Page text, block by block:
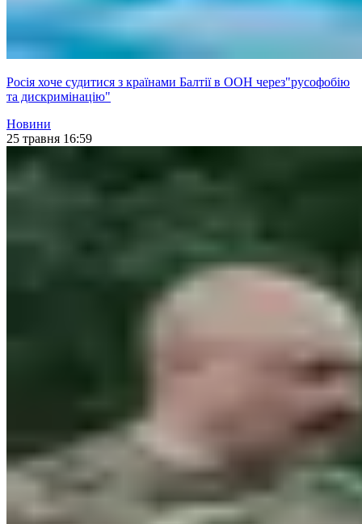
Росія хоче судитися з країнами Балтії в ООН через"русофобію
та дискримінацію"
Новини
25 травня 16:59